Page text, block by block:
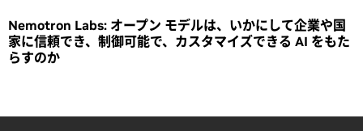
Nemotron Labs: オープン モデルは、いかにして企業や国
家に信頼でき、制御可能で、カスタマイズできる AI をもた
らすのか